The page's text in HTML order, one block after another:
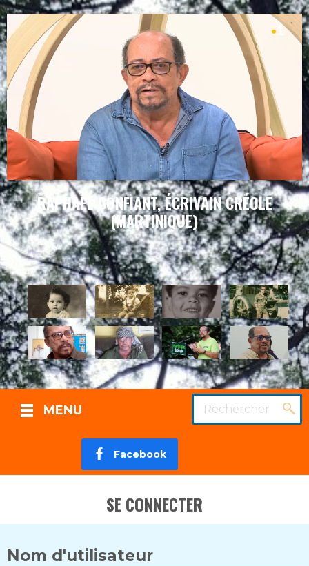
RAPHAEL CONFIANT, ÉCRIVAIN CRÉOLE
(MARTINIQUE)
MENU Rechercher
Facebook
SE CONNECTER
Nom d'utilisateur